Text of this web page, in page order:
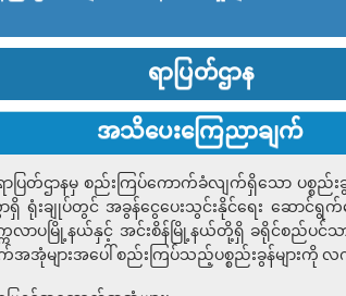
ရာပြတ်ဌာန
အသိပေးကြေညာချက်
ပြတ်ဌာနမှ စည်းကြပ်ကောက်ခံလျက်ရှိသော ပစ္စ
လွှာရှိ ရုံးချုပ်တွင် အခွန်ငွေပေးသွင်းနိုင်ရေး ဆေ
ာပမြို့နယ်နှင့် အင်းစိန်မြို့နယ်တို့ရှိ ခရိုင်စည်ပင်သာယ
ာက်အအုံများအပေါ် စည်းကြပ်သည့်ပစ္စည်းခွန်များ